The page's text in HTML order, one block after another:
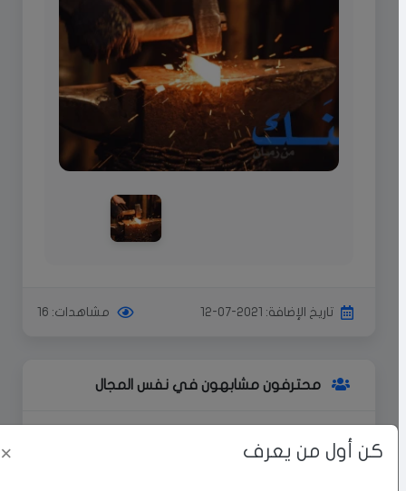
تاريخ الإضافة: 2021-07-12 مشاهدات: 16
محترفون مشابهون في نفس المجال
يمكنك الوصول إلى المزيد منكن أول من يعرف ×